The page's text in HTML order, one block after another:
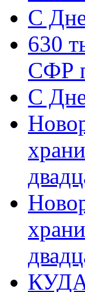
C
630
СФР
C